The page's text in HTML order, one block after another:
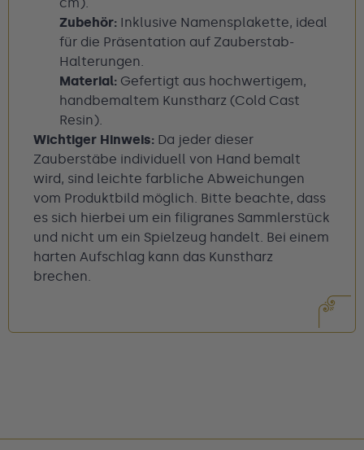
Zubehör: Inklusive Namensplakette, ideal
für die Präsentation auf Zauberstab-
Halterungen.
Material: Gefertigt aus hochwertigem,
handbemaltem Kunstharz (Cold Cast
Resin).
Wichtiger Hinweis: Da jeder dieser
Zauberstäbe individuell von Hand bemalt
wird, sind leichte farbliche Abweichungen
vom Produktbild möglich. Bitte beachte, dass
es sich hierbei um ein filigranes Sammlerstück
und nicht um ein Spielzeug handelt. Bei einem
harten Aufschlag kann das Kunstharz
brechen.